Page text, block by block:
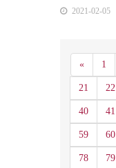
2021-02-05
«Anterior
1
21 22
40 41
59 60
78 79